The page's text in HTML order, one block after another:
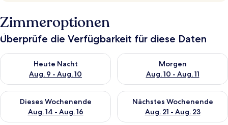
Zimmeroptionen
Überprüfe die Verfügbarkeit für diese Daten
Heute Nacht
Aug. 9 - Aug. 10
Überprüfe die Verfügbarkeit für heute Nacht, Aug. 9 - Aug.
Morgen
Aug. 10 - Aug. 11
Überprüfe die Verfügbarkeit
Dieses Wochenende
Aug. 14 - Aug. 16
Überprüfe die Verfügbarkeit für dieses Wochenende, Aug. 14
Nächstes Wochenende
Aug. 21 - Aug. 23
Überprüfe die Verfügbarkeit